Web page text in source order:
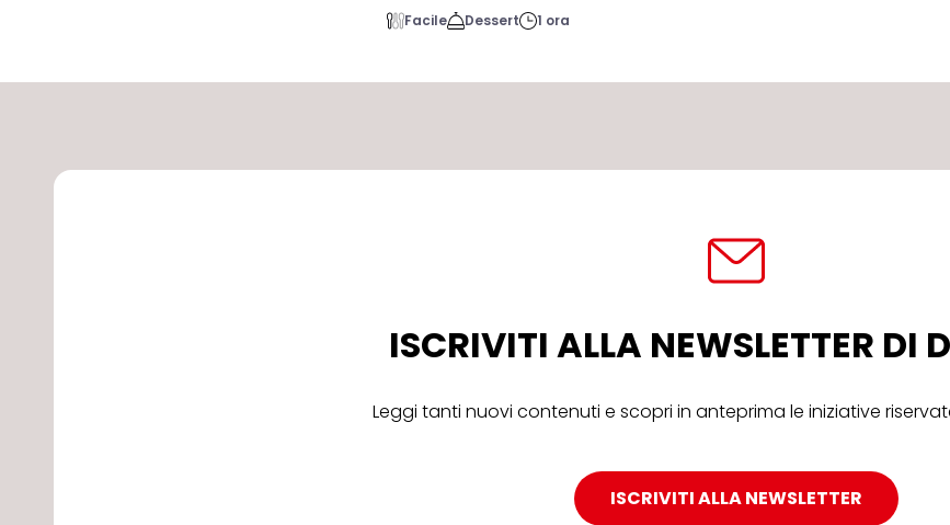
Facile Dessert 1 ora
ISCRIVITI ALLA NEWSLETTER DI
Leggi tanti nuovi contenuti e scopri in anteprima le iniziative
ISCRIVITI ALLA NEWSLETTER